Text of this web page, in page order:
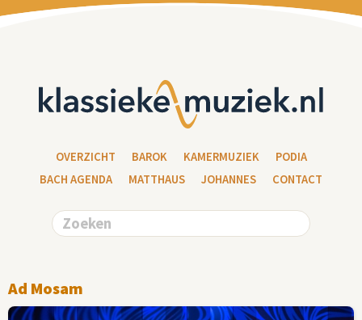
OVERZICHT BAROK KAMERMUZIEK
PODIA
BACH AGENDA
MATTHAUS JOHANNES CONTACT
Ad Mosam